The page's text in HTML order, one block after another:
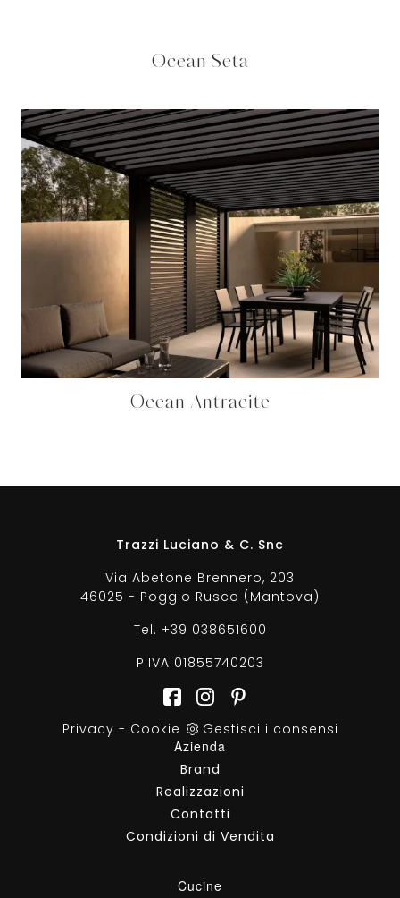
Ocean Seta
Ocean Antracite
Trazzi Luciano & C. Snc
Via Abetone Brennero, 203
46025 - Poggio Rusco (Mantova)
Tel. +39 038651600
P.IVA 01855740203
Privacy - Cookie
Gestisci i consensi
Azienda
Brand
Realizzazioni
Contatti
Condizioni di Vendita
Cucine